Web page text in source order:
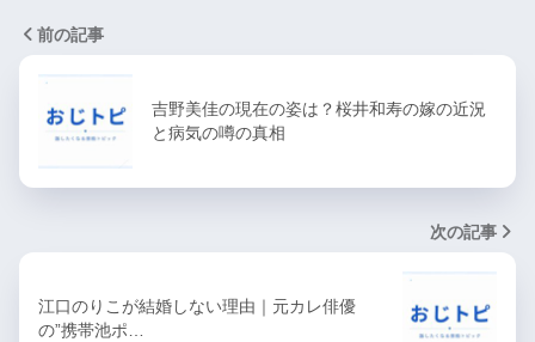
前の記事
吉野美佳の現在の姿は？桜井和寿の嫁の近況
と病気の噂の真相
次の記事
江口のりこが結婚しない理由｜元カレ俳優
の”携帯池ポ…